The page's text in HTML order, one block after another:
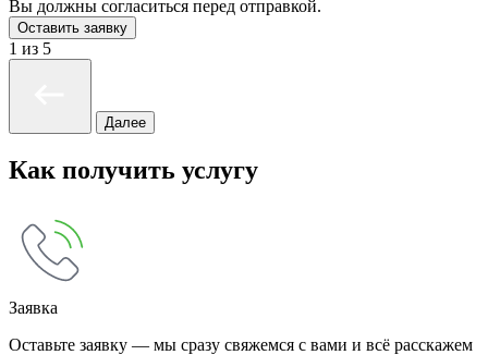
Вы должны согласиться перед отправкой.
Оставить заявку
1 из 5
Далее
Как получить услугу
Заявка
Оставьте заявку — мы сразу свяжемся с вами и всё расскажем